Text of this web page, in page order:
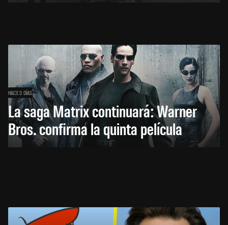
HACE 3 DÍAS
La saga Matrix continuará: Warner
Bros. confirma la quinta película